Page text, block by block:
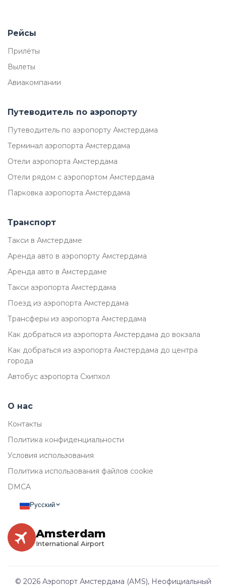
Рейсы
Прилёты
Вылеты
Авиакомпании
Путеводитель по аэропорту
Путеводитель по аэропорту Амстердама
Терминал аэропорта Амстердама
Отели аэропорта Амстердама
Отели рядом с аэропортом Амстердама
Парковка аэропорта Амстердама
Транспорт
Такси в Амстердаме
Аренда авто в аэропорту Амстердама
Аренда авто в Амстердаме
Такси аэропорта Амстердама
Поезд из аэропорта Амстердама
Трансферы из аэропорта Амстердама
Как добраться из аэропорта Амстердама до вокзала
Как добраться из аэропорта Амстердама до центра
города
Автобус аэропорта Схипхол
О нас
Контакты
Политика конфиденциальности
Условия использования
Политика использования файлов cookie
DMCA
Русский
Amsterdam
International Airport
© 2026 Аэропорт Амстердама (AMS), Неофициальный